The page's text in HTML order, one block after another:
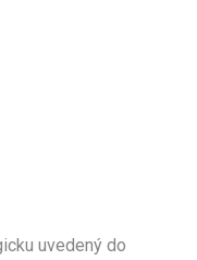
uvedený do